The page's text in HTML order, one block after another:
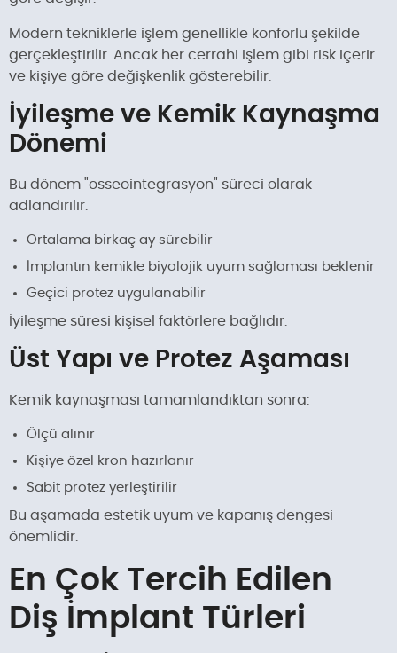
Modern tekniklerle işlem genellikle konforlu şekilde
gerçekleştirilir. Ancak her cerrahi işlem gibi risk içerir
ve kişiye göre değişkenlik gösterebilir.
İyileşme ve Kemik Kaynaşma
Dönemi
Bu dönem "osseointegrasyon" süreci olarak
adlandırılır.
Ortalama birkaç ay sürebilir
İmplantın kemikle biyolojik uyum sağlaması beklenir
Geçici protez uygulanabilir
İyileşme süresi kişisel faktörlere bağlıdır.
Üst Yapı ve Protez Aşaması
Kemik kaynaşması tamamlandıktan sonra:
Ölçü alınır
Kişiye özel kron hazırlanır
Sabit protez yerleştirilir
Bu aşamada estetik uyum ve kapanış dengesi
önemlidir.
En Çok Tercih Edilen
Diş İmplant Türleri